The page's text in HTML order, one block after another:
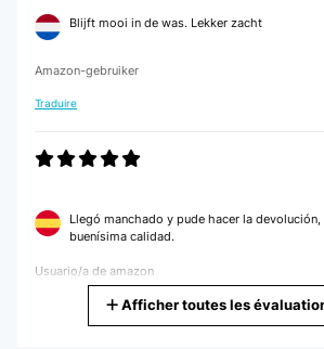
Blijft mooi in de was. Lekker zacht
Amazon-gebruiker
Traduire
Llegó manchado y pude hacer la
buenísima calidad.
Usuario/a de amazon
Afficher toutes les